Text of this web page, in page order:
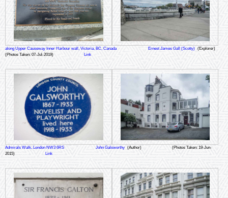
along Upper Causeway Inner Harbour wall, Victoria, BC, Canada Ernest James Gall (Scotty) (Explorer)
(Photos Taken: 07-Jul-2019)
Link
Admirals Walk, London NW3 6RS John Galsworthy (Author)
(Photos Taken: 19-Jun-
2015)
Link